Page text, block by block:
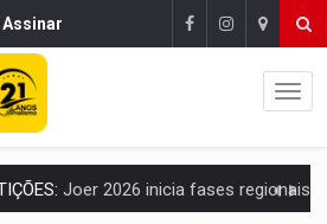
Assinar
Joer 2026 inicia fases regionais e reúne mais de 7,3